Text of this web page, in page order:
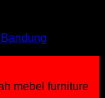
mebel furniture